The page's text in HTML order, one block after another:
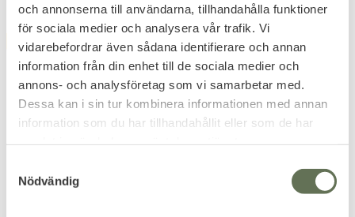
och annonserna till användarna, tillhandahålla funktioner
för sociala medier och analysera vår trafik. Vi
vidarebefordrar även sådana identifierare och annan
information från din enhet till de sociala medier och
annons- och analysföretag som vi samarbetar med.
Dessa kan i sin tur kombinera informationen med annan
information som du har tillhandahållit eller som de har
Nödvändig
Add to favorites
FAVORITE
Add to favorites